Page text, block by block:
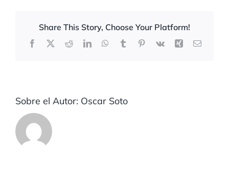
Share This Story, Choose Your Platform!
Facebook
X RedditLinkedInWhatsApp
TumblrPinterest
Vk Xing Correo
Sobre el Autor: Oscar Soto